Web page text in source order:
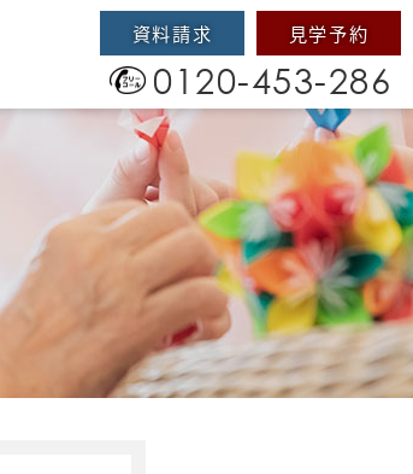
資料請求 見学予約
0120-453-286